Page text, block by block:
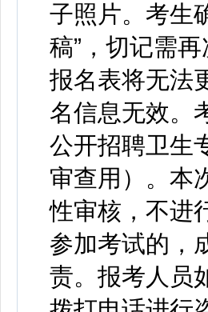
子照片。考生
稿”，切记需
报名表将无法
名信息无效。
公开招聘卫生
审查用）。本
性审核，不进
参加考试的，
责。报考人员